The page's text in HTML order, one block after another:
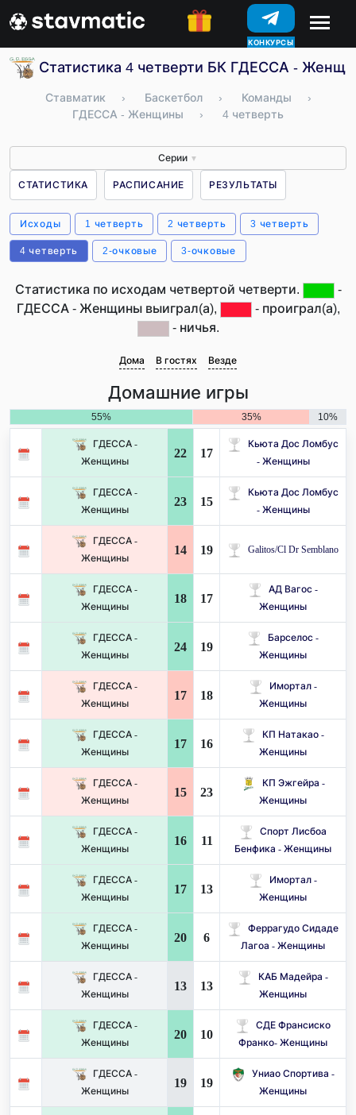
ПРОГНОЗЫ
КОНКУРСЫ
Статистика 4 четверти БК ГДЕССА -
Ставматик › Баскетбол › Команды
›
ГДЕССА - Женщины
› 4 четверть
Серии ▼
СТАТИСТИКА РАСПИСАНИЕ РЕЗУЛЬТАТЫ
Исходы 1 четверть 2 четверть 3 четверть
4 четверть 2-очковые 3-очковые
Статистика по исходам четвертой четверти.
-
ГДЕССА - Женщины выиграл(а),
- проиграл(а),
- ничья.
Дома В гостях Везде
Домашние игры
55% 35% 10%
ГДЕССА -
Женщины
22 17
Кьюта Дос Ломбус
- Женщины
ГДЕССА -
Женщины
23 15
Кьюта Дос Ломбус
- Женщины
ГДЕССА -
Женщины
14 19 Galitos/Cl Dr Semblano
ГДЕССА -
Женщины
18 17
АД Вагос -
Женщины
ГДЕССА -
Женщины
24 19
Барселос -
Женщины
ГДЕССА -
Женщины
17 18
Имортал -
Женщины
ГДЕССА -
Женщины
17 16
КП Натакао -
Женщины
ГДЕССА -
Женщины
15 23
КП Эжгейра -
Женщины
ГДЕССА -
Женщины
16 11
Спорт Лисбоа
Бенфика - Женщины
ГДЕССА -
Женщины
17 13
Имортал -
Женщины
ГДЕССА -
Женщины
20 6
Феррагудо Сидаде
Лагоа - Женщины
ГДЕССА -
Женщины
13 13
КАБ Мадейра -
Женщины
ГДЕССА -
Женщины
20 10
СДЕ Франсиско
Франко- Женщины
ГДЕССА -
Женщины
19 19
Униао Спортива -
Женщины